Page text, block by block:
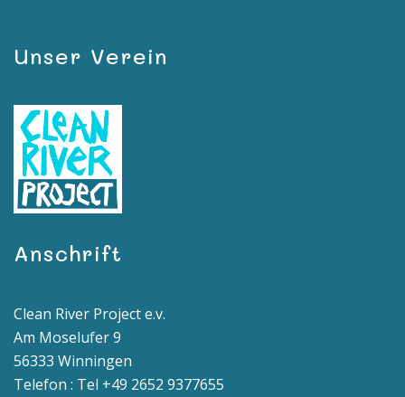
Unser Verein
Anschrift
Clean River Project e.v.
Am Moselufer 9
56333 Winningen
Telefon : Tel +49 2652 9377655